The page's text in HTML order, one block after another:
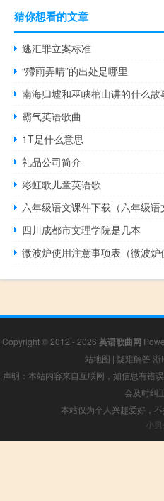
猜你想看的文章
逃汇罪立案标准
“殢雨弄晴”的出处是哪里
南海归墟和巫峡棺山讲的什么
霸气英语歌曲
1T是什么意思
礼品公司简介
彩虹歌儿童英语歌
六年级语文课件下载（六年级语
四川成都市文理学院是几本
微波炉使用注意事项表（微波炉
Copyright © 2012 - 2026 英语歌曲网
站地图 | 疑难解答 浙
声明：本站内容来自互联网，如信息有错
会及时纠
本站仅为个人兴趣爱好，
小男